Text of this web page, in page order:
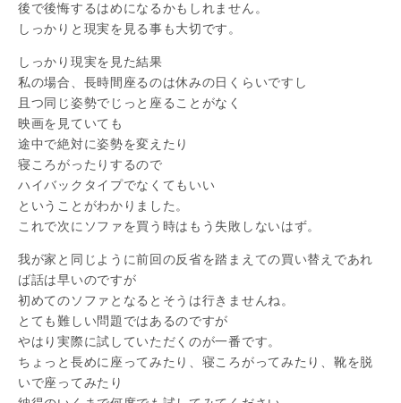
後で後悔するはめになるかもしれません。
しっかりと現実を見る事も大切です。
しっかり現実を見た結果
私の場合、長時間座るのは休みの日くらいですし
且つ同じ姿勢でじっと座ることがなく
映画を見ていても
途中で絶対に姿勢を変えたり
寝ころがったりするので
ハイバックタイプでなくてもいい
ということがわかりました。
これで次にソファを買う時はもう失敗しないはず。
我が家と同じように前回の反省を踏まえての買い替えであれ
ば話は早いのですが
初めてのソファとなるとそうは行きませんね。
とても難しい問題ではあるのですが
やはり実際に試していただくのが一番です。
ちょっと長めに座ってみたり、寝ころがってみたり、靴を脱
いで座ってみたり